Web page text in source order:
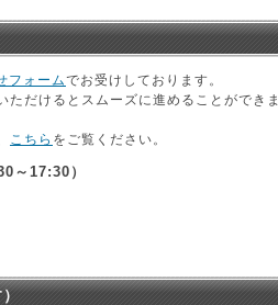
フォームでお受けしております。
だけるとスムーズに進めることができま
こちら をご覧ください。
～17:30）